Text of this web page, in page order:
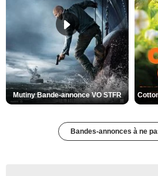
Mutiny Bande-annonce VO STFR
Bandes-annonces à ne